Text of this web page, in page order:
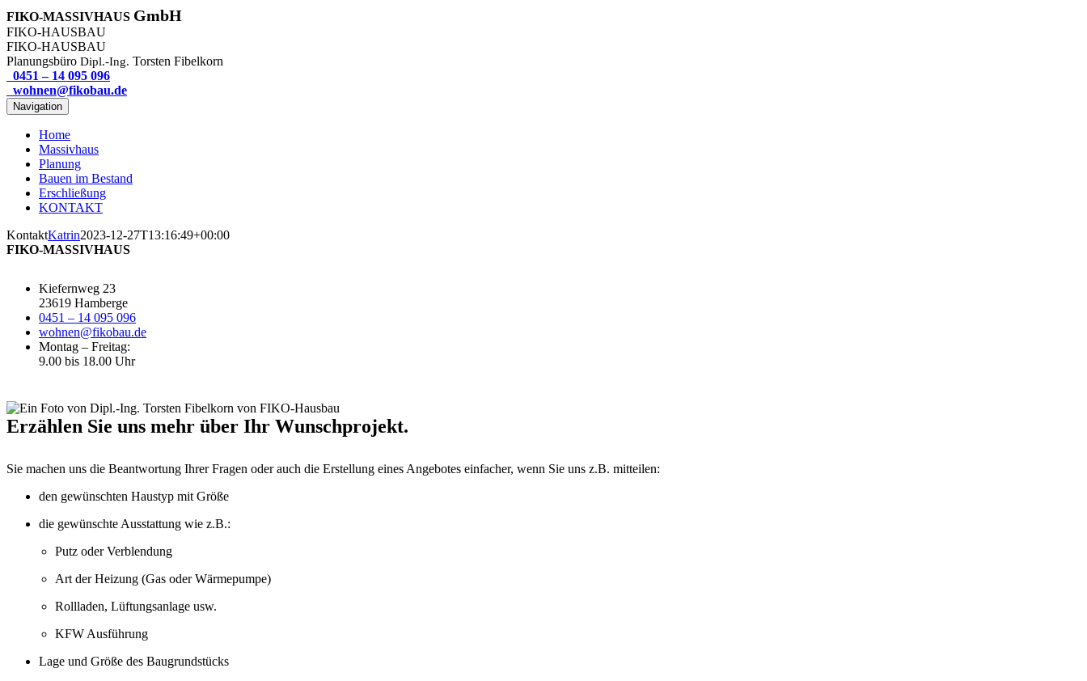
Zum
Inhalt
springen
FIKO-MASSIVHAUS GmbH
FIKO-HAUSBAU
FIKO-HAUSBAU
Planungsbüro Dipl.-Ing. Torsten Fibelkorn
0451 – 14 095 096
wohnen@fikobau.de
Navigation
Home
Massivhaus
Planung
Bauen im Bestand
Erschließung
KONTAKT
KontaktKatrin2023-12-27T13:16:49+00:00
FIKO-MASSIVHAUS
Kiefernweg 23
23619 Hamberge
0451 – 14 095 096
wohnen@fikobau.de
Montag – Freitag:
9.00 bis 18.00 Uhr
Erzählen Sie uns mehr über Ihr Wunschprojekt.
Sie machen uns die Beantwortung Ihrer Fragen oder auch die Erstellung eines Angebotes einfacher, wenn Sie uns z.B. mitteilen:
den gewünschten Haustyp mit Größe
die gewünschte Ausstattung wie z.B.:
Putz oder Verblendung
Art der Heizung (Gas oder Wärmepumpe)
Rollladen, Lüftungsanlage usw.
KFW Ausführung
Lage und Größe des Baugrundstücks